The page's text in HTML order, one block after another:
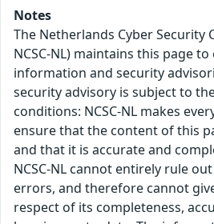
Notes
The Netherlands Cyber Security
NCSC-NL) maintains this page
information and security
security advisory is subject to
conditions: NCSC-NL makes
ensure that the content of this
and that it is accurate and
NCSC-NL cannot entirely rule
errors, and therefore cannot
respect of its completeness,